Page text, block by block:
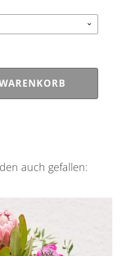
€ 89,00
auch gefallen: